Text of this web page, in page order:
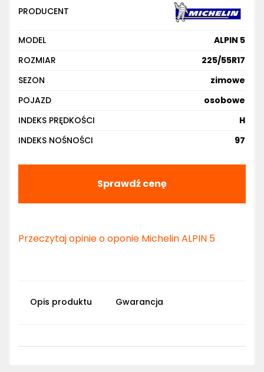
PRODUCENT
MODEL
ALPIN 5
ROZMIAR
225/55R17
SEZON
zimowe
POJAZD
osobowe
INDEKS PRĘDKOŚCI
H
INDEKS NOŚNOŚCI
97
Sprawdź cenę
Przeczytaj opinie o oponie Michelin ALPIN 5
Opis produktu Gwarancja